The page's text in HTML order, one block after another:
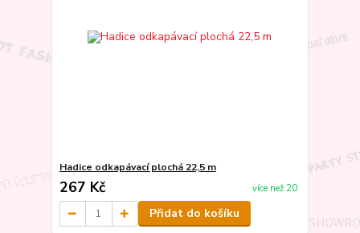
Hadice odkapávací plochá 22,5 m
267 Kč více než 20
Přidat do košíku